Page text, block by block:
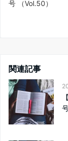
号 （Vol.50）
関連記事